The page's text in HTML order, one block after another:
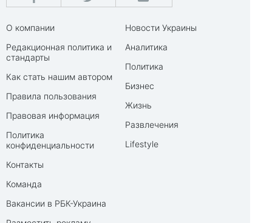
О компании
Редакционная политика и
стандарты
Как стать нашим автором
Правила пользования
Правовая информация
Политика
конфиденциальности
Контакты
Команда
Вакансии в РБК-Украина
Новости Украины
Аналитика
Политика
Бизнес
Жизнь
Развлечения
Lifestyle